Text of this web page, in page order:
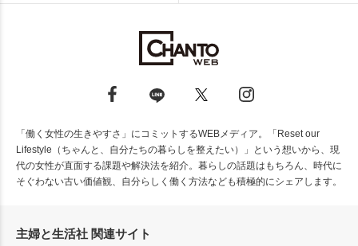
「働く女性の生きやすさ」にコミットするWEBメディア。「Reset our
Lifestyle（ちゃんと、自分たちの暮らしを整えたい）」という想いから、現
代の女性が直面する課題や解決法を紹介。暮らしの話題はもちろん、時代に
そぐわない古い価値観、自分らしく働く方法なども積極的にシェアします。
主婦と生活社 関連サイト